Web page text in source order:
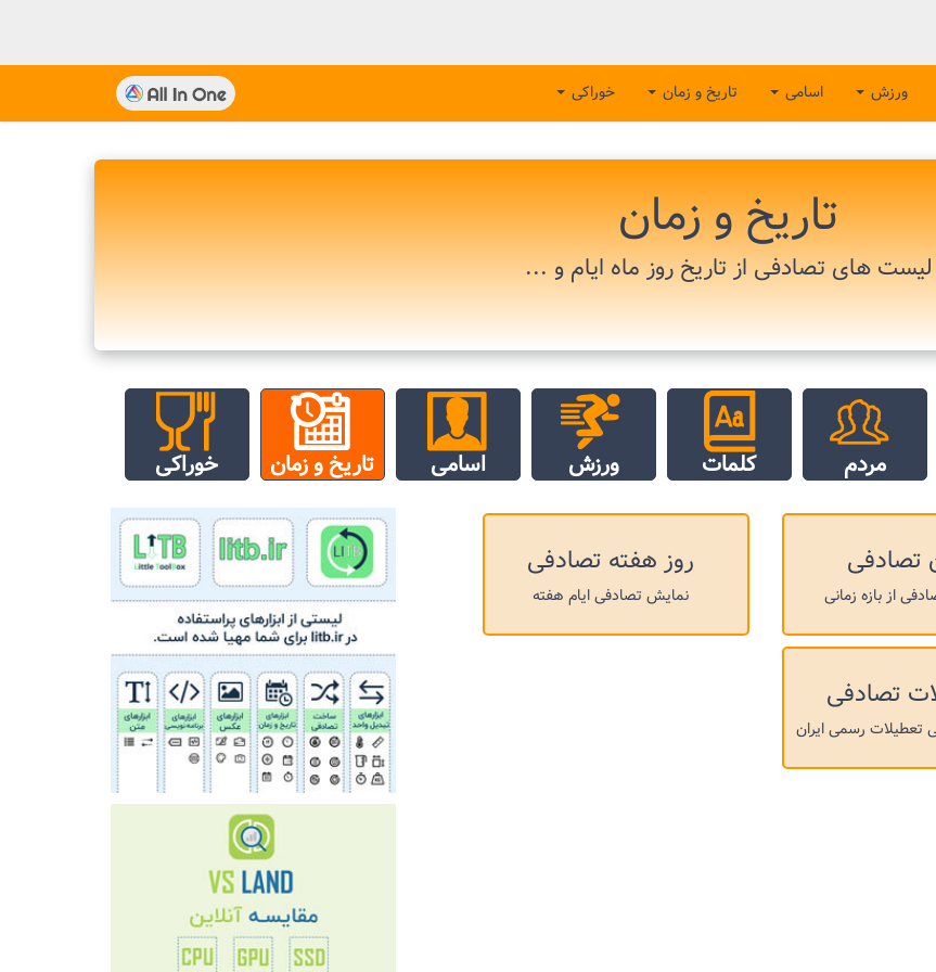
ورزش اسامی تاریخ و زمان خوراکی
تاریخ و زمان
لیست های تصادفی از تاریخ روز ماه ایام و ...
مردم کلمات ورزش اسامی تاریخ و زمان خوراکی
تصادفی
از بازه زمانی
روز هفته تصادفی
نمایش تصادفی ایام هفته
تصادفی
تعطیلات رسمی ایران